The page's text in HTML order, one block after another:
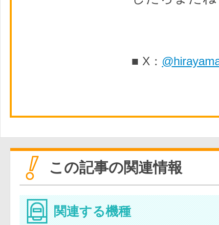
■ X：
この記事の関連情報
関連する機種